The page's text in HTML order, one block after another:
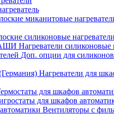
миканитовые
силиконовые нагреватели
Нагреватели
Доп. опции для
Нагреватели для
для шкафов
для шкафов
Вентиляторы с